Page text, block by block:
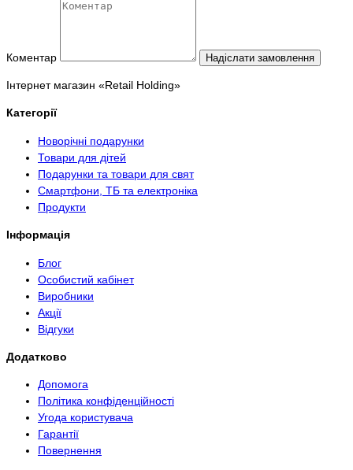
Коментар Надіслати замовлення
Інтернет магазин «Retail Holding»
Категорії
Новорічні подарунки
Товари для дітей
Подарунки та товари для свят
Смартфони, ТБ та електроніка
Продукти
Інформація
Блог
Особистий кабінет
Виробники
Акції
Відгуки
Додатково
Допомога
Політика конфіденційності
Угода користувача
Гарантії
Повернення